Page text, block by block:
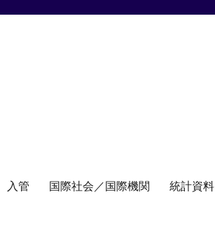
入管 国際社会／国際機関 統計資料